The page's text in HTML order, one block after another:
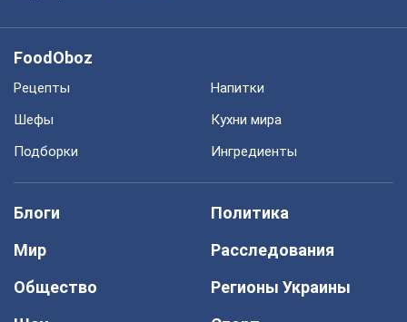
FoodOboz
Рецепты
Напитки
Шефы
Кухни мира
Подборки
Ингредиенты
Блоги
Политика
Мир
Расследования
Общество
Регионы Украины